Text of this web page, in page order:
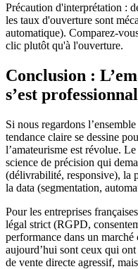
Précaution d'interprétation :
les taux d'ouverture sont
automatique). Comparez-
clic plutôt qu'à l'ouverture.
Conclusion :
s’est
Si nous regardons l’ensemble
tendance claire se dessine
l’amateurisme est révolue.
science de précision qui
(délivrabilité, responsive), la
la data (segmentation,
Pour les entreprises
légal strict (RGPD,
performance dans un
aujourd’hui sont ceux qui ont
de vente directe agressif,